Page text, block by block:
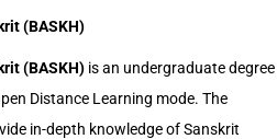
(BASKH)
(BASKH) is an undergraduate degree
Distance Learning mode. The
in-depth knowledge of Sanskrit